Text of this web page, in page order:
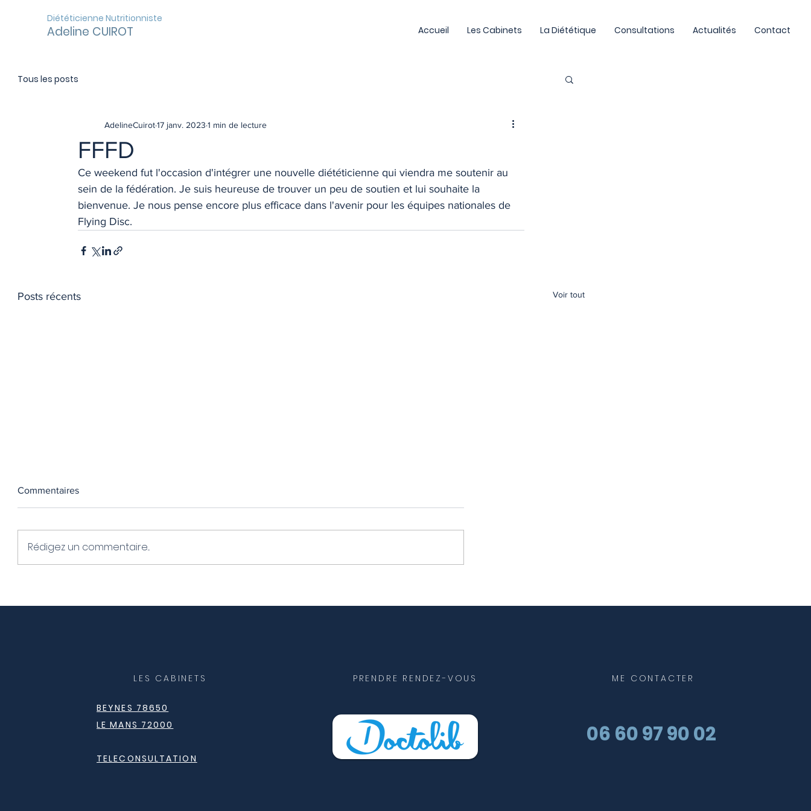
Diététicienne Nutritionniste
Adeline CUIROT Accueil Les Cabinets La Diététique Consultations Actualités Contact
Tous les posts
FFFD
AdelineCuirot17 janv. 2023 1 min de lecture
Ce weekend fut l'occasion d'intégrer une nouvelle diététicienne qui viendra me soutenir au
sein de la fédération. Je suis heureuse de trouver un peu de soutien et lui souhaite la
bienvenue. Je nous pense encore plus efficace dans l'avenir pour les équipes nationales de
Flying Disc.
Posts récents Voir tout
frustration
pas ?
Commentaires
Rédigez un commentaire...
LES CABINETS
BEYNES 78650
LE MANS 72000
TELECONSULTATION
PRENDRE RENDEZ-VOUS ME CONTACTER
06 60 97 90 02